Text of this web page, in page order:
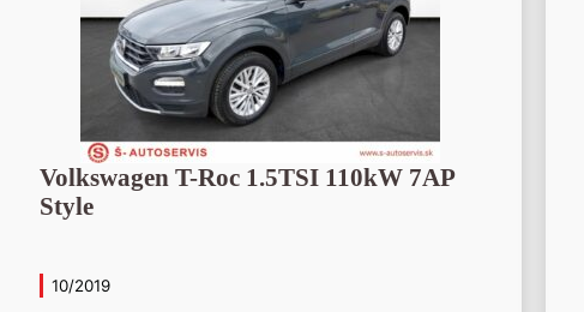
Volkswagen T-Roc 1.5TSI 110kW 7AP
Style
10/2019